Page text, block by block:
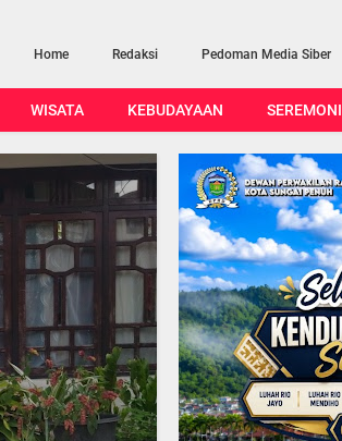
Home Redaksi Pedoman Media Siber
WISATA KEBUDAYAAN SEREMONI